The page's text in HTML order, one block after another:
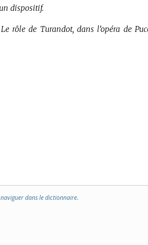
dispositif.
Le rôle de Turandot, dans l’opéra de
dans le dictionnaire.